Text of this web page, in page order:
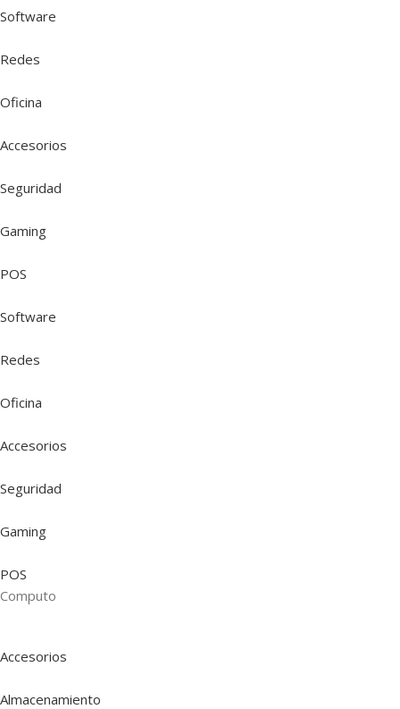
Software
Redes
Oficina
Accesorios
Seguridad
Gaming
POS
Software
Redes
Oficina
Accesorios
Seguridad
Gaming
POS
Computo
Accesorios
Almacenamiento